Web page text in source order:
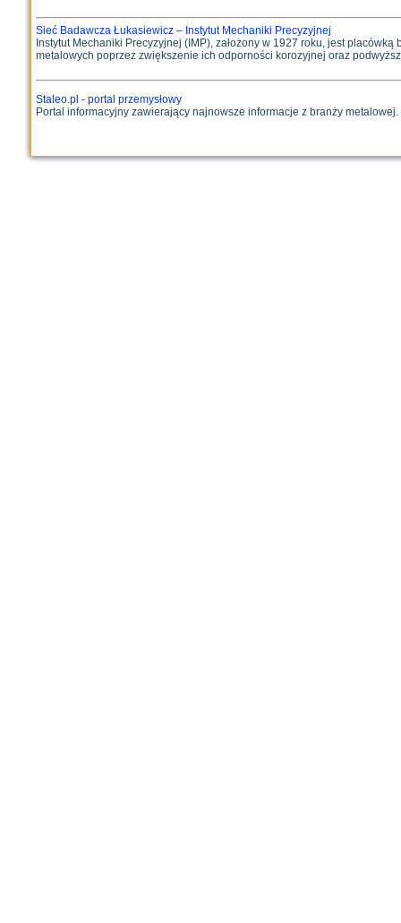
Sieć Badawcza Łukasiewicz – Instytut Mechaniki Precyzyjnej
Instytut Mechaniki Precyzyjnej (IMP), założony w 1927 roku, jest
metalowych poprzez zwiększenie ich odporności korozyjnej oraz
Staleo.pl - portal przemysłowy
Portal informacyjny zawierający najnowsze informacje z branży metalowej.